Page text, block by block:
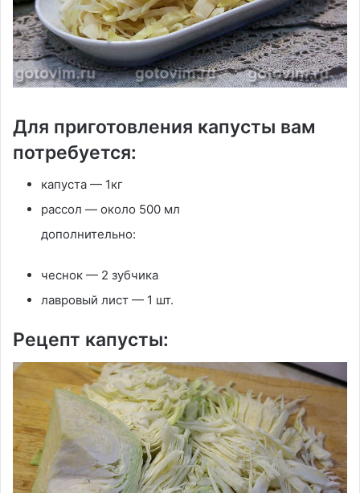
Для приготовления капусты вам
потребуется:
капуста — 1кг
рассол — около 500 мл
дополнительно:
чеснок — 2 зубчика
лавровый лист — 1 шт.
Рецепт капусты: